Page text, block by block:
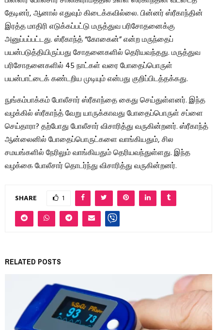
தேடினர், ஆனால் எதுவும் கிடைக்கவில்லை. பின்னர் ஸ்ரீகாந்தின்
இரத்த மாதிரி எடுக்கப்பட்டு மருத்துவ பரிசோதனைக்கு
அனுப்பப்பட்டது. ஸ்ரீகாந்த் “கோகைன்” என்ற மருந்தைப்
பயன்படுத்தியிருப்பது சோதனைகளில் தெரியவந்தது. மருத்துவ
பரிசோதனைகளில் 45 நாட்கள் வரை போதைப்பொருள்
பயன்பாட்டைக் கண்டறிய முடியும் என்பது குறிப்பிடத்தக்கது.
நுங்கம்பாக்கம் போலீசார் ஸ்ரீகாந்தை கைது செய்துள்ளனர். இந்த
வழக்கில் ஸ்ரீகாந்த் வேறு யாருக்காவது போதைப்பொருள் சப்ளை
செய்தாரா? தற்போது போலீசார் விசாரித்து வருகின்றனர். ஸ்ரீகாந்த்
ஆன்லைனில் போதைப்பொருட்களை வாங்கியதும், சில
சமயங்களில் நேரிலும் வாங்கியதும் தெரியவந்துள்ளது. இந்த
வழக்கை போலீசார் தொடர்ந்து விசாரித்து வருகின்றனர்.
SHARE 1
RELATED POSTS